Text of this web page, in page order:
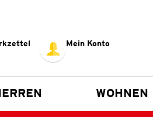
Mein Konto
WOHNEN